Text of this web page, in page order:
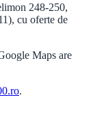
248-250,
cu oferte de
Maps are
.